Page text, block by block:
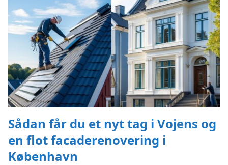
Sådan får du et nyt tag i Vojens og
en flot facaderenovering i
København